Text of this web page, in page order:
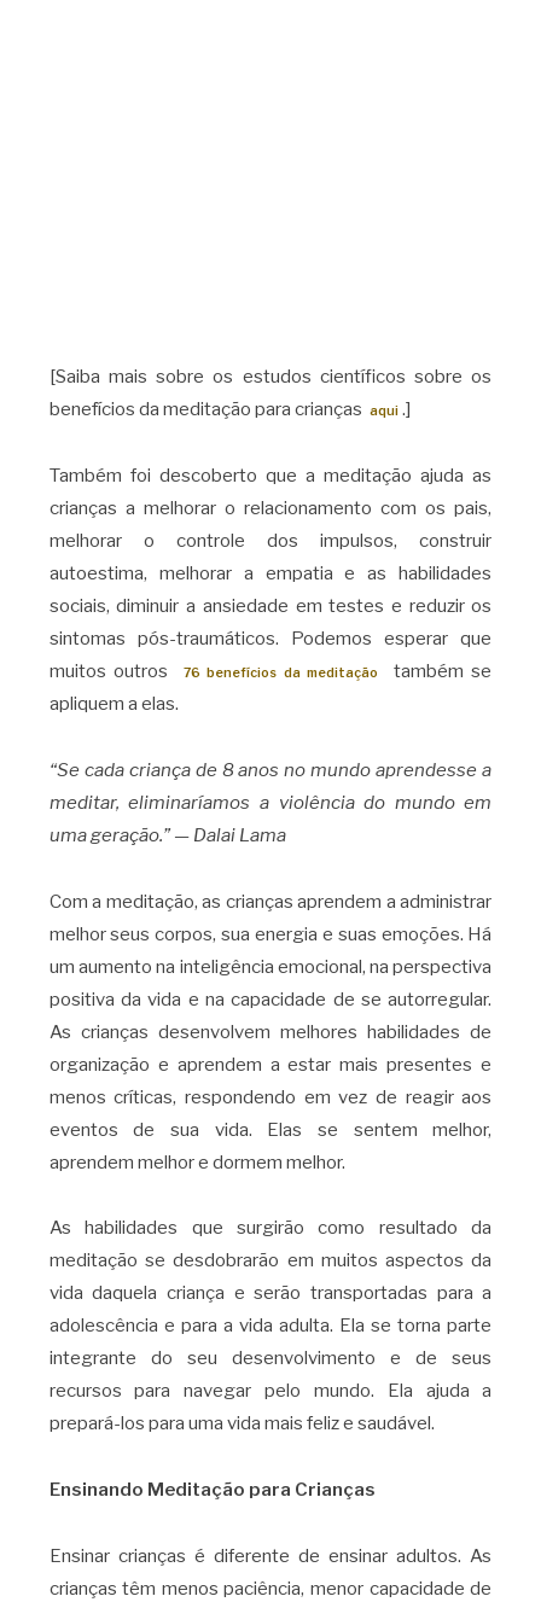
[Saiba mais sobre os estudos científicos sobre os
benefícios da meditação para crianças aqui.]
Também foi descoberto que a meditação ajuda as
crianças a melhorar o relacionamento com os pais,
melhorar o controle dos impulsos, construir
autoestima, melhorar a empatia e as habilidades
sociais, diminuir a ansiedade em testes e reduzir os
sintomas pós-traumáticos. Podemos esperar que
muitos outros
76 benefícios da meditação
também se
apliquem a elas.
“Se cada criança de 8 anos no mundo aprendesse a
meditar, eliminaríamos a violência do mundo em
uma geração.” — Dalai Lama
Com a meditação, as crianças aprendem a administrar
melhor seus corpos, sua energia e suas emoções. Há
um aumento na inteligência emocional, na perspectiva
positiva da vida e na capacidade de se autorregular.
As crianças desenvolvem melhores habilidades de
organização e aprendem a estar mais presentes e
menos críticas, respondendo em vez de reagir aos
eventos de sua vida. Elas se sentem melhor,
aprendem melhor e dormem melhor.
As habilidades que surgirão como resultado da
meditação se desdobrarão em muitos aspectos da
vida daquela criança e serão transportadas para a
adolescência e para a vida adulta. Ela se torna parte
integrante do seu desenvolvimento e de seus
recursos para navegar pelo mundo. Ela ajuda a
prepará-los para uma vida mais feliz e saudável.
Ensinando Meditação para Crianças
Ensinar crianças é diferente de ensinar adultos. As
crianças têm menos paciência, menor capacidade de